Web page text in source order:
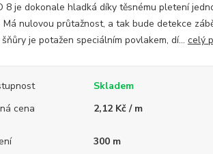
8 je dokonale hladká díky těsnému pletení
Má nulovou průtažnost, a tak bude detekce
je potažen speciálním povlakem, dí... celý
Skladem
cena
2,12 Kč / m
300 m